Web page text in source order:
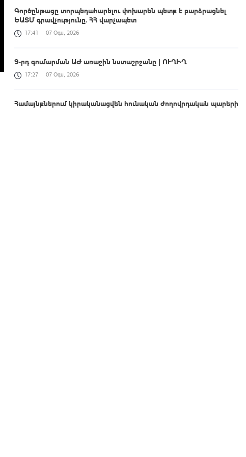
Գործընթացը տորպեդահարելու փոխարեն պետք է բարձրացնել
ԵԱՏՄ գրավչությունը. ՀՀ վարչապետ
17:41 07 Օգս, 2026
9-րդ գումարման ԱԺ առաջին նստաշրջանը | ՈՒՂԻՂ
17:27 07 Օգս, 2026
Համայնքներում կիրականացվեն հունական ժողովրդական պարերի